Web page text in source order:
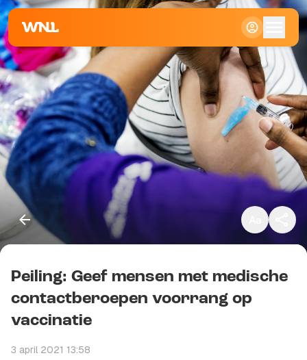
Klein
Standaard
Kopieer link
Peiling: Geef mensen met medische
contactberoepen voorrang op
vaccinatie
3 april 2021 13:58